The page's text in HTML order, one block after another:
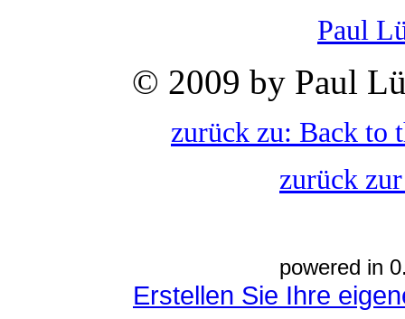
Paul
© 2009 by Paul
zurück zu: Back to
zurück
powered in
Erstellen Sie Ihre